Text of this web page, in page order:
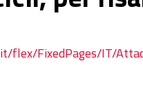
flex/FixedPages/IT/